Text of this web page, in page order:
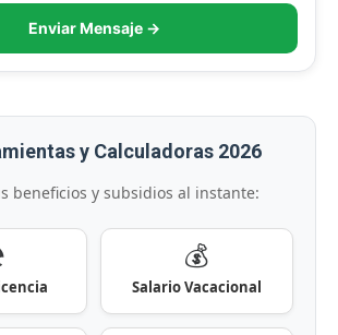
Enviar Mensaje →
y Calculadoras 2026
beneficios y subsidios al instante:
💰
Salario Vacacional